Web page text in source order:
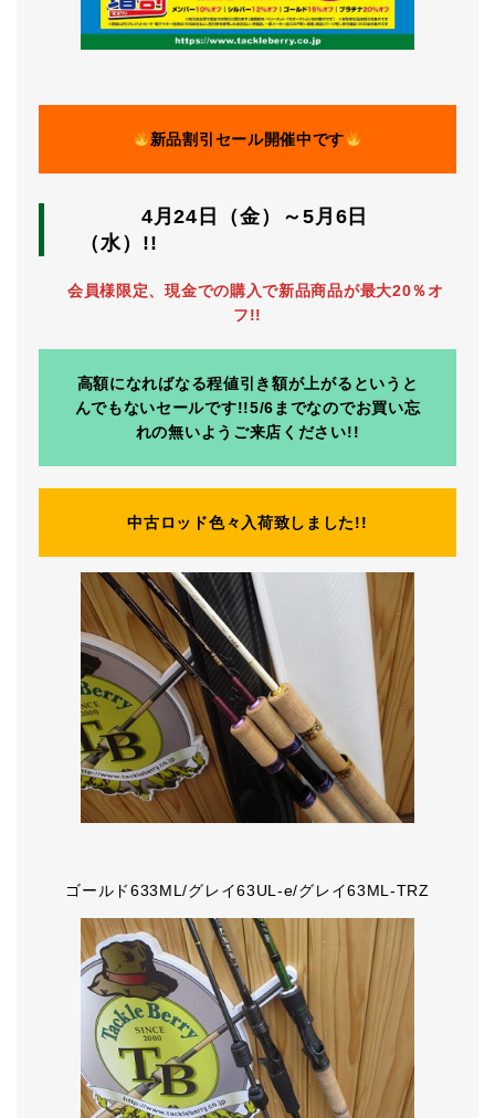
新品割引セール開催中です
4月24日（金）～5月6日
（水）!!
会員様限定、現金での購入で新品商品が最大20％オ
フ!!
高額になればなる程値引き額が上がるというと
んでもないセールです!!5/6までなのでお買い忘
れの無いようご来店ください!!
中古ロッド色々入荷致しました!!
ゴールド633ML/グレイ63UL-e/グレイ63ML-TRZ